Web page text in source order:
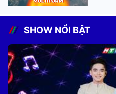
SHOW NỔI BẬT